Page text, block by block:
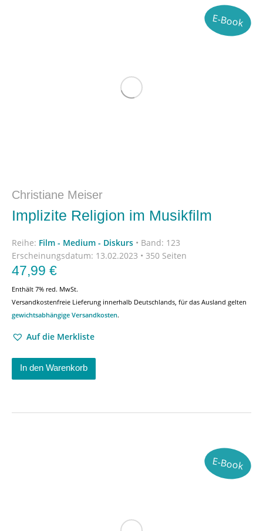
E-Book
Christiane Meiser
Implizite Religion im Musikfilm
Reihe: Film - Medium - Diskurs • Band: 123
Erscheinungsdatum: 13.02.2023 • 350 Seiten
47,99 €
Enthält 7% red. MwSt.
Versandkostenfreie Lieferung innerhalb Deutschlands, für das Ausland gelten
gewichtsabhängige Versandkosten.
Auf die Merkliste
In den Warenkorb
E-Book